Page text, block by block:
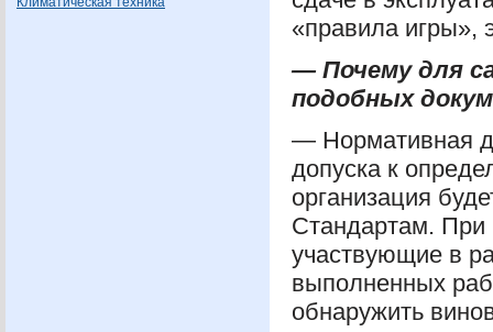
«правила игры»,
— Почему для
подобных
— Нормативная
допуска к
организация
Стандартам. При
участвующие в
выполненных
обнаружить